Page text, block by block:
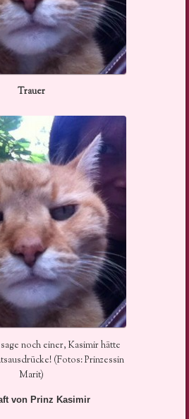
Trauer
noch einer, Kasimir hätte
(Fotos: Prinzessin
Marit)
von Prinz Kasimir